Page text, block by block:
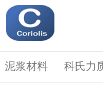
泥浆材料 科氏力